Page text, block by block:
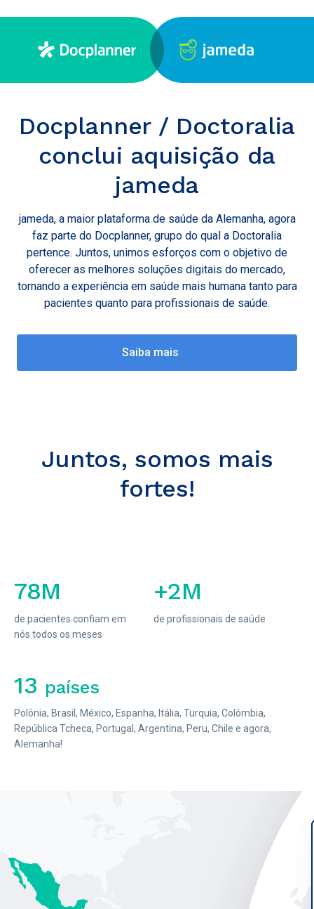
Docplanner / Doctoralia
conclui aquisição da
jameda
jameda, a maior plataforma de saúde da Alemanha, agora
faz parte do Docplanner, grupo do qual a Doctoralia
pertence. Juntos, unimos esforços com o objetivo de
oferecer as melhores soluções digitais do mercado,
tornando a experiência em saúde mais humana tanto para
pacientes quanto para profissionais de saúde.
Saiba mais
Juntos, somos mais
fortes!
78M
de pacientes confiam em
nós todos os meses
+2M
de profissionais de saúde
13 países
Polônia, Brasil, México, Espanha, Itália, Turquia, Colômbia,
República Tcheca, Portugal, Argentina, Peru, Chile e agora,
Alemanha!